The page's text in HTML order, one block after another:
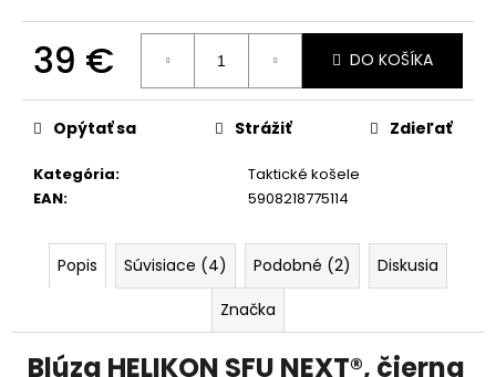
39 €
cena:
DO KOŠÍKA
Kategória:
Taktické košele
EAN: 5908218775114
Opýtať sa Strážiť Zdieľať
Popis Súvisiace (4) Podobné (2)
Diskusia
Značka
Blúza HELIKON SFU NEXT®, čierna
ú
a
m
e